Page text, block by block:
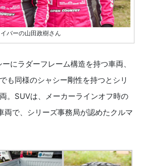
バーの山田政樹さん
にラダーフレーム構造を持つ車両、
も同様のシャシー剛性を持つとシリ
。SUVは、メーカーラインオフ時の
両で、シリーズ事務局が認めたクルマ